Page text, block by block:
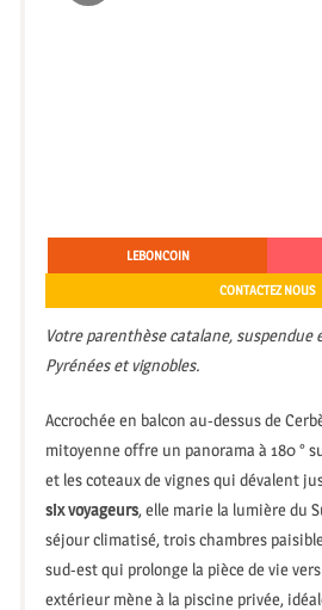
LEBONCOIN
CONTACTEZ NOUS
Votre parenthèse catalane, suspendue
Pyrénées et vignobles.
Accrochée en balcon au-dessus de
mitoyenne offre un panorama à 180 °
et les coteaux de vignes qui dévalent
six voyageurs, elle marie la lumière du
séjour climatisé, trois chambres
sud-est qui prolonge la pièce de vie
extérieur mène à la piscine privée,